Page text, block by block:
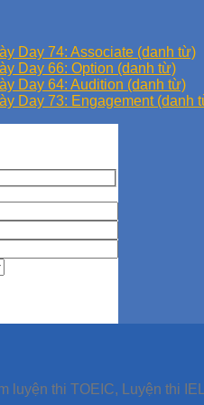
Day 74: Associate (danh từ)
Day 66: Option (danh từ)
Day 64: Audition (danh từ)
Day 73: Engagement (danh
luyện thi TOEIC, Luyện thi